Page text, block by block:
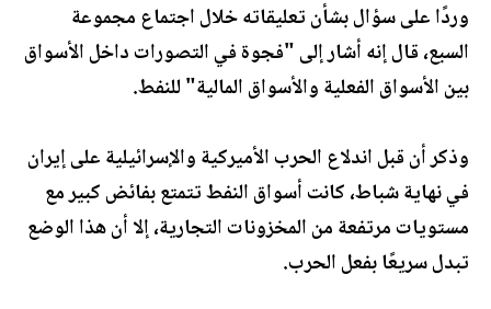
وردًا على سؤال بشأن تعليقاته خلال اجتماع مجموعة
السبع، قال إنه أشار إلى "فجوة في التصورات داخل الأسواق
بين الأسواق الفعلية والأسواق المالية" للنفط.
وذكر أن قبل اندلاع الحرب الأميركية والإسرائيلية على إيران
في نهاية شباط، كانت أسواق النفط تتمتع بفائض كبير مع
مستويات مرتفعة من المخزونات التجارية، إلا أن هذا الوضع
تبدل سريعًا بفعل الحرب.